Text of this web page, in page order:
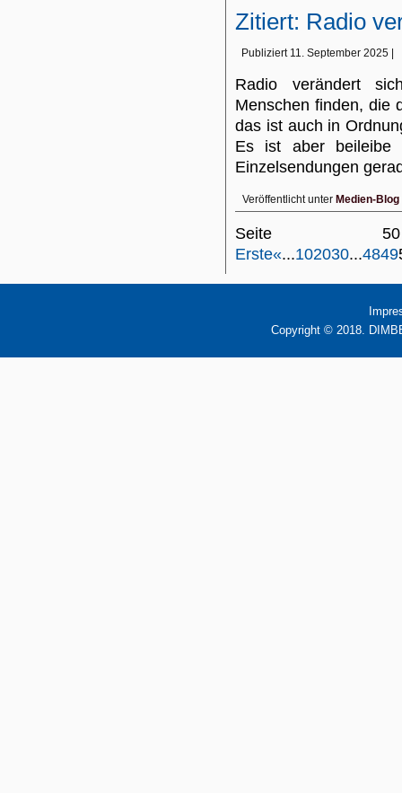
Zitiert: Radio
Publiziert 11. September 2025
Radio verändert
Menschen finden, die
das ist auch in
Es ist aber beileibe
Einzelsendungen
Veröffentlicht unter Medien-Blog
Seite
Erste«...102030...4849
Copyright © 2018.